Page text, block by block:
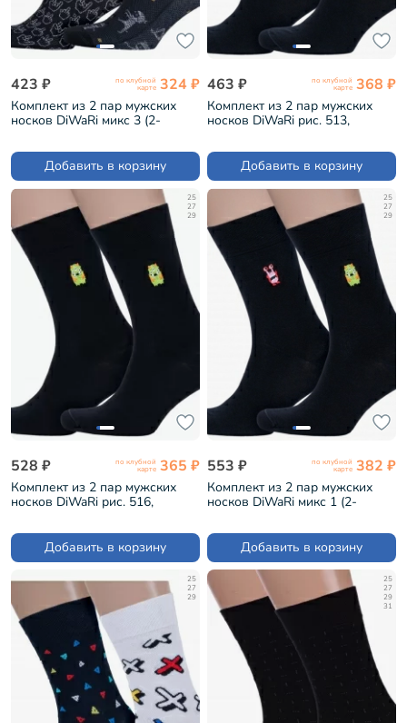
423 ₽ по клубной
карте 324 ₽
Комплект из 2 пар мужских
носков DiWaRi микс 3 (2-
Добавить в корзину
463 ₽ по клубной
карте 368 ₽
Комплект из 2 пар мужских
носков DiWaRi рис. 513,
Добавить в корзину
25
27
29
528 ₽ по клубной
карте 365 ₽
Комплект из 2 пар мужских
носков DiWaRi рис. 516,
Добавить в корзину
25
27
29
553 ₽ по клубной
карте 382 ₽
Комплект из 2 пар мужских
носков DiWaRi микс 1 (2-
Добавить в корзину
25
27
29
25
27
29
31